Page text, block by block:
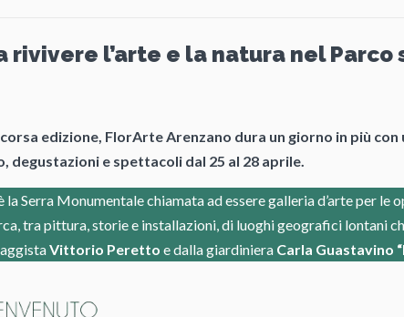
rivivere l’arte e la natura nel
edizione, FlorArte Arenzano dura un giorno in più con
degustazioni e spettacoli dal 25 al 28 aprile.
Serra Monumentale chiamata ad essere galleria d’arte per le
tra pittura, storie e installazioni, di luoghi geografici lontani
Vittorio Peretto e dalla giardiniera Carla Guastavino